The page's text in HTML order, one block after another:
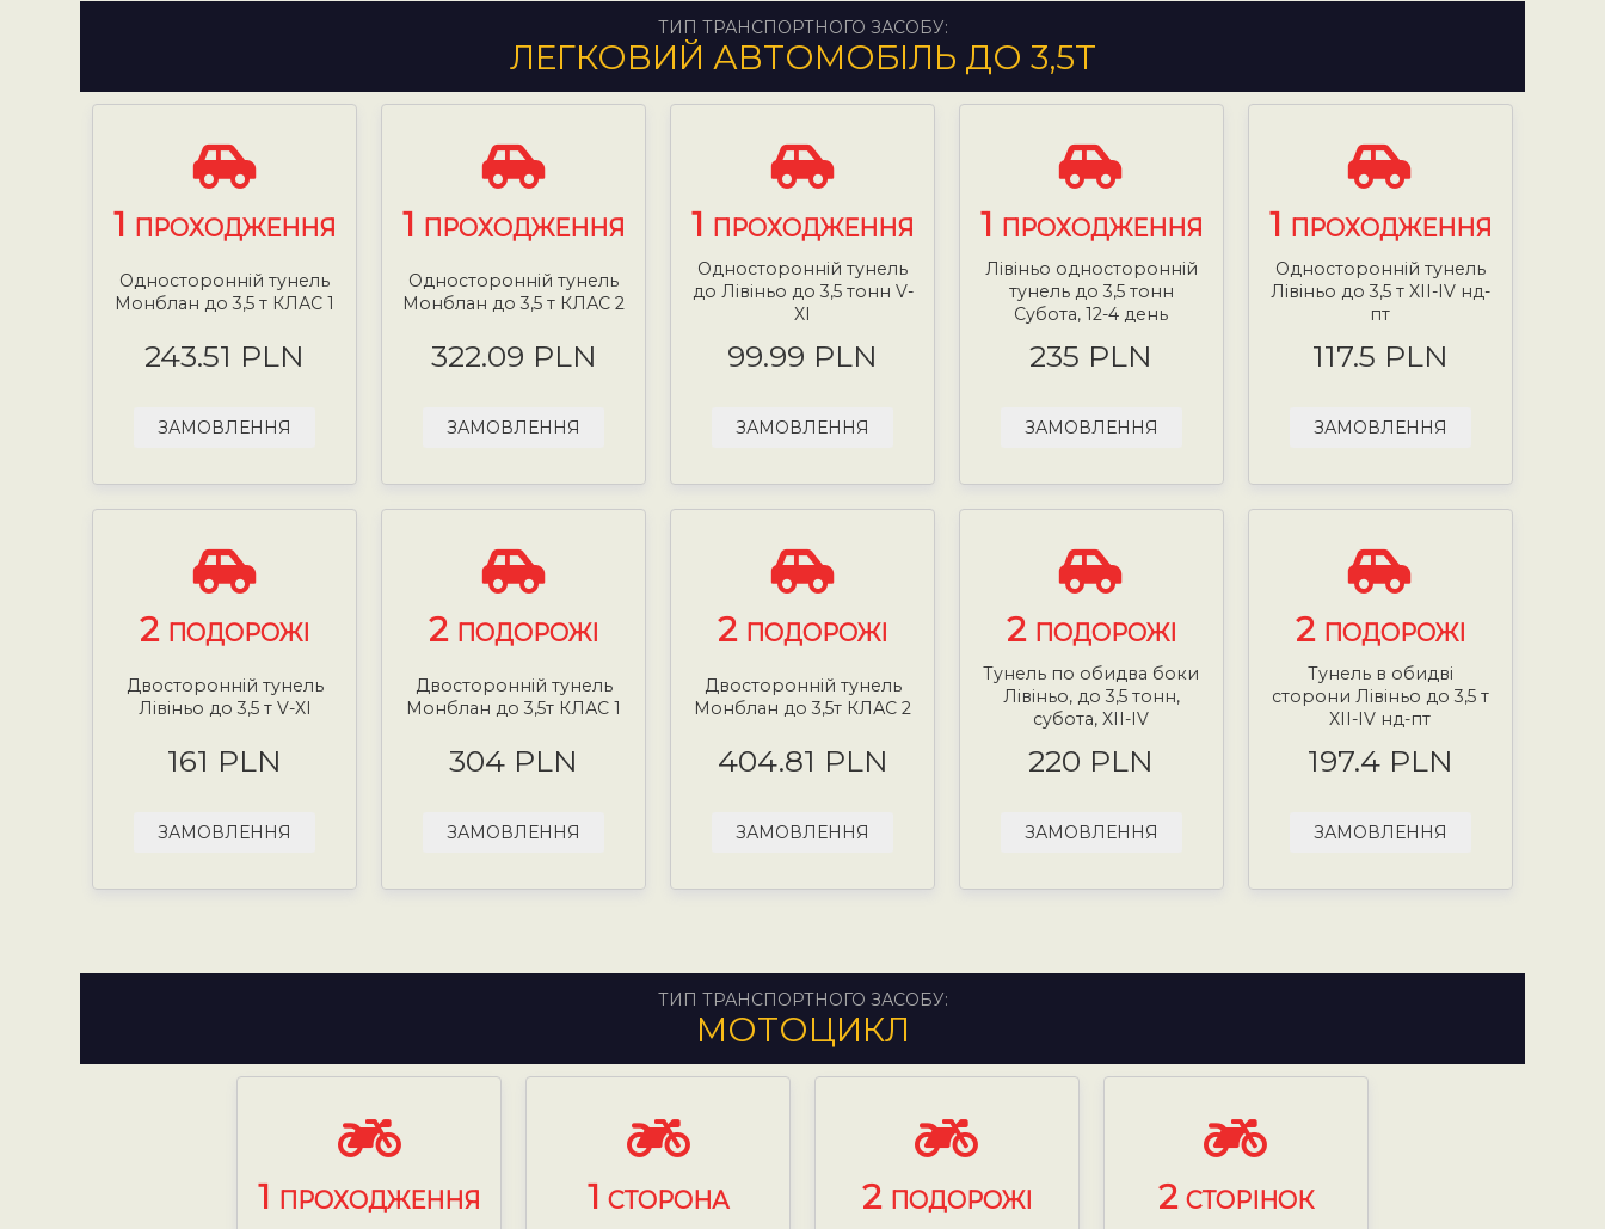
ТИП ТРАНСПОРТНОГО ЗАСОБУ:
ЛЕГКОВИЙ АВТОМОБІЛЬ ДО 3,5Т
1 ПРОХОДЖЕННЯ
Односторонній тунель
Монблан до 3,5 т КЛАС 1
243.51 PLN
ЗАМОВЛЕННЯ
1 ПРОХОДЖЕННЯ
Односторонній тунель
Монблан до 3,5 т КЛАС 2
322.09 PLN
ЗАМОВЛЕННЯ
1 ПРОХОДЖЕННЯ
Односторонній тунель
до Лівіньо до 3,5 тонн V-
XI
99.99 PLN
ЗАМОВЛЕННЯ
1 ПРОХОДЖЕННЯ
Лівіньо односторонній
тунель до 3,5 тонн
Субота, 12-4 день
235 PLN
ЗАМОВЛЕННЯ
1 ПРОХОДЖЕННЯ
Односторонній тунель
Лівіньо до 3,5 т XII-IV нд-
пт
117.5 PLN
ЗАМОВЛЕННЯ
2 ПОДОРОЖІ
Двосторонній тунель
Лівіньо до 3,5 т V-XI
161 PLN
ЗАМОВЛЕННЯ
2 ПОДОРОЖІ
Двосторонній тунель
Монблан до 3,5т КЛАС 1
304 PLN
ЗАМОВЛЕННЯ
2 ПОДОРОЖІ
Двосторонній тунель
Монблан до 3,5т КЛАС 2
404.81 PLN
ЗАМОВЛЕННЯ
2 ПОДОРОЖІ
Тунель по обидва боки
Лівіньо, до 3,5 тонн,
субота, XII-IV
220 PLN
ЗАМОВЛЕННЯ
2 ПОДОРОЖІ
Тунель в обидві
сторони Лівіньо до 3,5 т
XII-IV нд-пт
197.4 PLN
ЗАМОВЛЕННЯ
ТИП ТРАНСПОРТНОГО ЗАСОБУ:
МОТОЦИКЛ
1 ПРОХОДЖЕННЯ 1 СТОРОНА 2 ПОДОРОЖІ 2 СТОРІНОК